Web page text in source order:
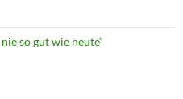
so gut wie heute“